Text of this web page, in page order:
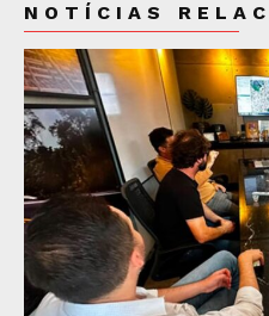
NOTÍCIAS